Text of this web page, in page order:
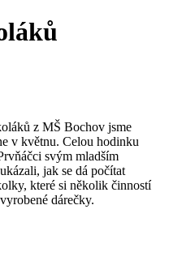
z MŠ Bochov jsme
v květnu. Celou hodinku
svým mladším
jak se dá počítat
které si několik činností
dárečky.